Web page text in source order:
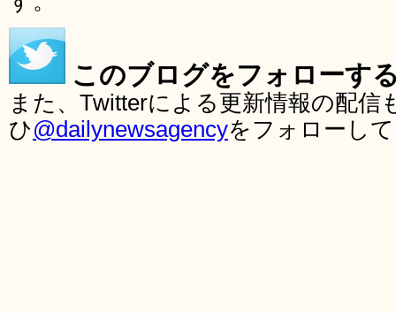
このブログをフォローす
また、Twitterによる更新情報の配
ひ@dailynewsagencyをフォローし